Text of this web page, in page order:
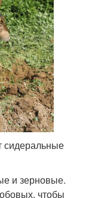
и зерновые.
чтобы